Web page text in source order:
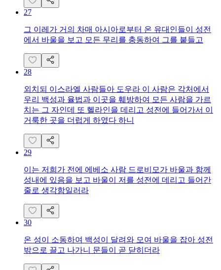
27
그 이레가 거의 차매 아시아로부터 온 유대인들이 성전
에서 바울을 보고 모든 무리를 충동하여 그를 붙들고
28
외치되 이스라엘 사람들아 도우라 이 사람은 각처에서
우리 백성과 율법과 이곳을 훼방하여 모든 사람을 가르
치는 그 자인데 또 헬라인을 데리고 성전에 들어가서 이
거룩한 곳을 더럽게 하였다 하니
29
이는 저희가 전에 에베소 사람 드로비모가 바울과 함께
성내에 있음을 보고 바울이 저를 성전에 데리고 들어간
줄로 생각함일러라
30
온 성이 소동하여 백성이 달려와 모여 바울을 잡아 성전
밖으로 끌고 나가니 문들이 곧 닫히더라